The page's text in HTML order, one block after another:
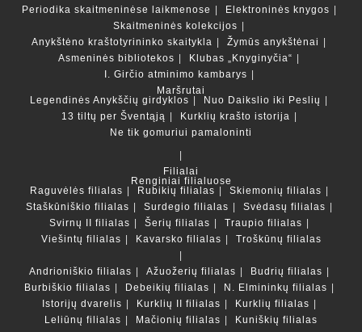
Periodika skaitmeninėse laikmenose
Elektroninės knygos
Skaitmeninės kolekcijos
Anykštėno kraštotyrininko skaitykla
Žymūs anykštėnai
Asmeninės bibliotekos
Klubas „Knyginyčia“
I. Girčio atminimo kambarys
Maršrutai
Legendinės Anykščių girdyklos
Nuo Daikslio iki Peslių
13 tiltų per Šventąją
Kurklių krašto istorija
Ne tik gomuriui pamaloninti
Filialai
Renginiai filialuose
Raguvėlės filialas
Rubikių filialas
Skiemonių filialas
Staškūniškio filialas
Surdegio filialas
Svėdasų filialas
Svirnų II filialas
Šerių filialas
Traupio filialas
Viešintų filialas
Kavarsko filialas Troškūnų filialas
Andrioniškio filialas Ažuožerių filialas
Budrių filialas
Burbiškio filialas
Debeikių filialas
N. Elmininkų filialas
Istorijų dvarelis
Kurklių II filialas
Kurklių filialas
Leliūnų filialas
Mačionių filialas Kuniškių filialas